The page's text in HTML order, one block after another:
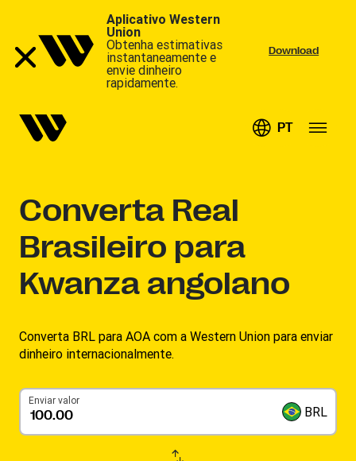
Aplicativo Western
Union
Obtenha estimativas
instantaneamente e
envie dinheiro
rapidamente.
Download
PT
Converta Real
Brasileiro para
Kwanza angolano
Converta BRL para AOA com a Western Union para enviar
dinheiro internacionalmente.
Enviar valor
BRL